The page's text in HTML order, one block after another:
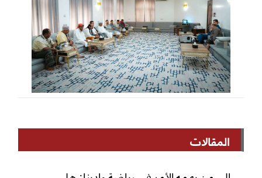
المقالات